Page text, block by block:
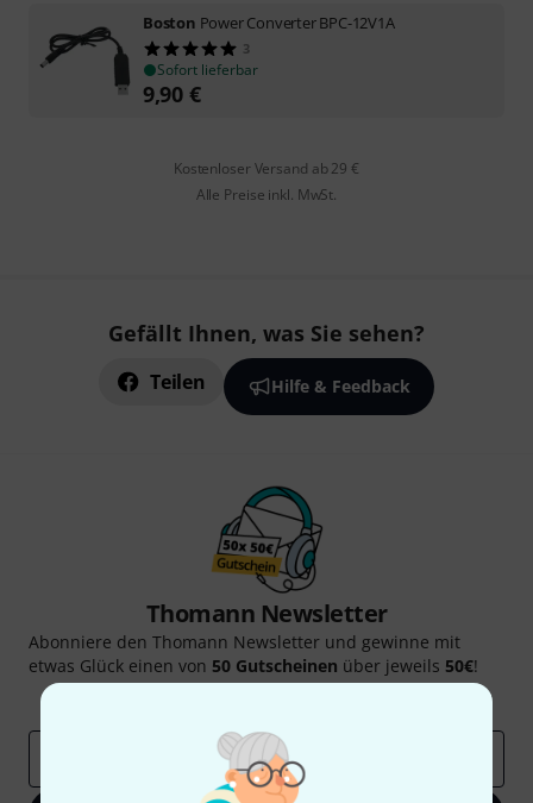
Boston Power Converter BPC-12V1A
3
Sofort lieferbar
9,90 €
Kostenloser Versand ab 29 €
Alle Preise inkl. MwSt.
Gefällt Ihnen, was Sie sehen?
Teilen Hilfe & Feedback
Thomann Newsletter
Abonniere den Thomann Newsletter und gewinne mit
etwas Glück einen von 50 Gutscheinen über jeweils 50€!
Thomann Insights